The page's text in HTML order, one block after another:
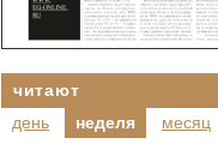
читают
день
неделя месяц